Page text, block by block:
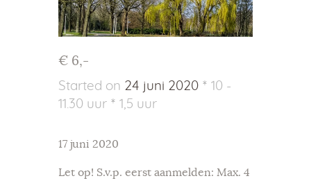
€ 6,-
Started on 24 juni 2020
10 -
11.30 uur
1,5 uur
17 juni 2020
Let op! S.v.p. eerst aanmelden: Max. 4